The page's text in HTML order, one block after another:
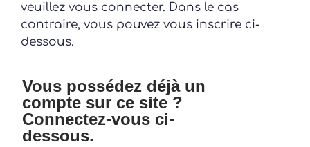
veuillez vous connecter. Dans le cas
contraire, vous pouvez vous inscrire ci-
dessous.
Vous possédez déjà un
compte sur ce site ?
Connectez-vous ci-
dessous.